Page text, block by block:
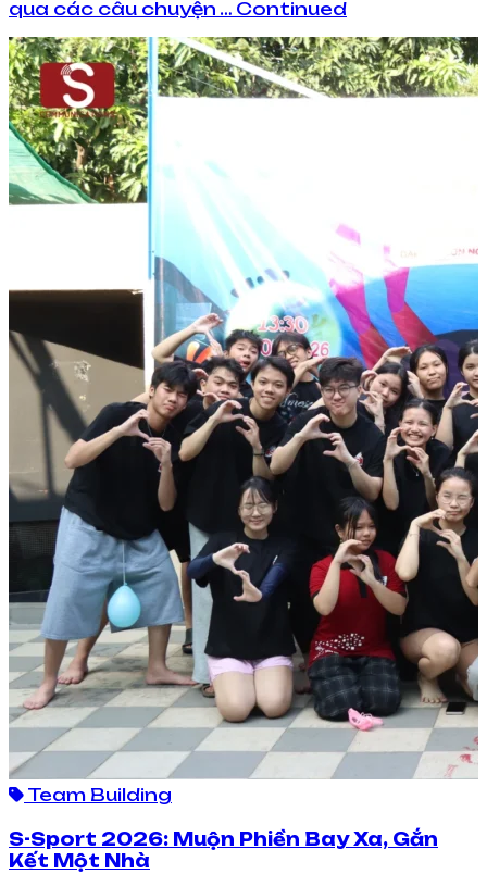
qua các câu chuyện … Continued
Team Building
S-Sport 2026: Muộn Phiền Bay Xa, Gắn
Kết Một Nhà